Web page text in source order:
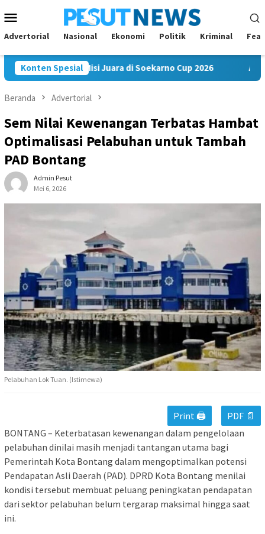
ke
kontenMobile
Advertorial Nasional Ekonomi Politik Kriminal
Konten Spesial
FC Bawa Misi Juara di Soekarno Cup 2026 Andi Satya
Beranda Advertorial
Sem Nilai Kewenangan Terbatas Hambat
Optimalisasi Pelabuhan untuk Tambah
PAD Bontang
Admin Pesut
Mei 6, 2026
Pelabuhan Lok Tuan. (Istimewa)
Print 🖨
PDF 📄
BONTANG – Keterbatasan kewenangan dalam pengelolaan
pelabuhan dinilai masih menjadi tantangan utama bagi
Pemerintah Kota Bontang dalam mengoptimalkan potensi
Pendapatan Asli Daerah (PAD). DPRD Kota Bontang menilai
kondisi tersebut membuat peluang peningkatan pendapatan
dari sektor pelabuhan belum tergarap maksimal hingga saat
ini.